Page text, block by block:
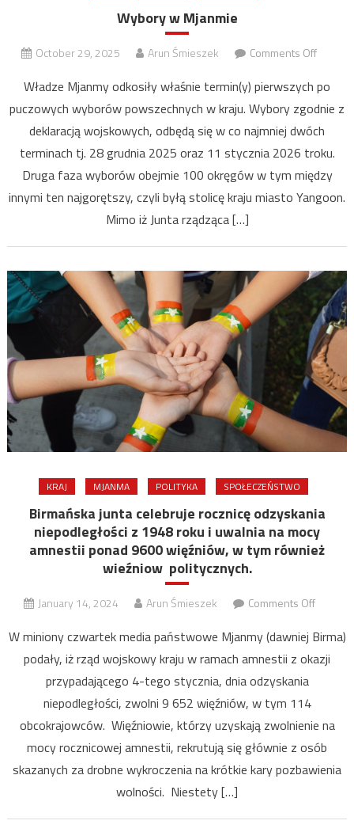
Wybory w Mjanmie
October 29, 2025 Arun Śmieszek Comments Offon
w
Władze Mjanmy odkosiły właśnie termin(y) pierwszych po
puczowych wyborów powszechnych w kraju. Wybory zgodnie z
deklaracją wojskowych, odbędą się w co najmniej dwóch
terminach tj. 28 grudnia 2025 oraz 11 stycznia 2026 troku.
Druga faza wyborów obejmie 100 okręgów w tym między
innymi ten najgorętszy, czyli byłą stolicę kraju miasto Yangoon.
Mimo iż Junta rządząca […]
KRAJ MJANMA POLITYKA SPOŁECZEŃSTWO
Birmańska junta celebruje rocznicę odzyskania
niepodległości z 1948 roku i uwalnia na mocy
amnestii ponad 9600 więźniów, w tym również
wieźniow politycznych.
January 14, 2024 Arun Śmieszek Comments Offon
junta
z
roku
uwalnia
W miniony czwartek media państwowe Mjanmy (dawniej Birma)
podały, iż rząd wojskowy kraju w ramach amnestii z okazji
przypadającego 4-tego stycznia, dnia odzyskania
niepodległości, zwolni 9 652 więźniów, w tym 114
obcokrajowców. Więźniowie, którzy uzyskają zwolnienie na
mocy rocznicowej amnestii, rekrutują się głównie z osób
skazanych za drobne wykroczenia na krótkie kary pozbawienia
wolności. Niestety […]